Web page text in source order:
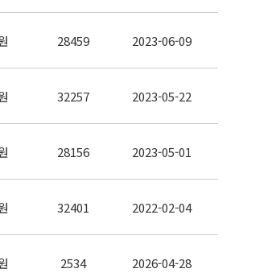
28459 2023-06-09
32257 2023-05-22
28156 2023-05-01
32401 2022-02-04
2534 2026-04-28